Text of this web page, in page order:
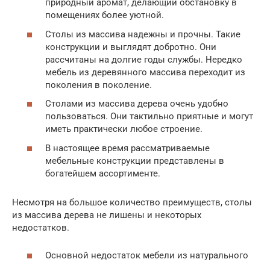
природный аромат, делающий обстановку в
помещениях более уютной.
Столы из массива надежны и прочны. Такие
конструкции и выглядят добротно. Они
рассчитаны на долгие годы службы. Нередко
мебель из деревянного массива переходит из
поколения в поколение.
Столами из массива дерева очень удобно
пользоваться. Они тактильно приятные и могут
иметь практически любое строение.
В настоящее время рассматриваемые
мебельные конструкции представлены в
богатейшем ассортименте.
Несмотря на большое количество преимуществ, столы
из массива дерева не лишены и некоторых
недостатков.
Основной недостаток мебели из натурального